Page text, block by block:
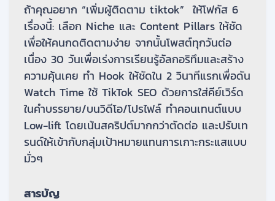
ถ้าคุณอยาก “เพิ่มผู้ติดตาม tiktok” ให้โฟกัส 6
เรื่องนี้: เลือก Niche และ Content Pillars ให้ชัด
เพื่อให้คนกดติดตามง่าย จากนั้นโพสต์ทุกวันต่อ
เนื่อง 30 วันเพื่อเร่งการเรียนรู้อัลกอริทึมและสร้าง
ความคุ้นเคย ทำ Hook ให้ชัดใน 2 วินาทีแรกเพื่อดัน
Watch Time ใช้ TikTok SEO ด้วยการใส่คีย์เวิร์ด
ในคำบรรยาย/บนวิดีโอ/โปรไฟล์ ทำคอนเทนต์แบบ
Low-lift โดยเน้นสคริปต์มากกว่าตัดต่อ และปรับเท
รนด์ให้เข้ากับกลุ่มเป้าหมายแทนการเกาะกระแสแบบ
มั่วๆ
สารบัญ